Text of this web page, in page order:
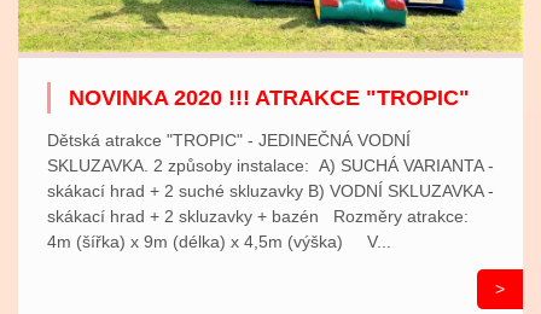
NOVINKA 2020 !!! ATRAKCE "TROPIC"
Dětská atrakce "TROPIC" - JEDINEČNÁ VODNÍ
SKLUZAVKA. 2 způsoby instalace: A) SUCHÁ VARIANTA -
skákací hrad + 2 suché skluzavky B) VODNÍ SKLUZAVKA -
skákací hrad + 2 skluzavky + bazén Rozměry atrakce:
4m (šířka) x 9m (délka) x 4,5m (výška) V...
>